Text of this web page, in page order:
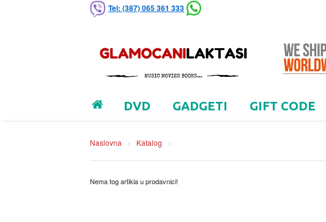
Tel: (387) 065 361 333
DVD GADGETI GIFT CODE
Naslovna › Katalog ›
Nema tog artikla u prodavnici!